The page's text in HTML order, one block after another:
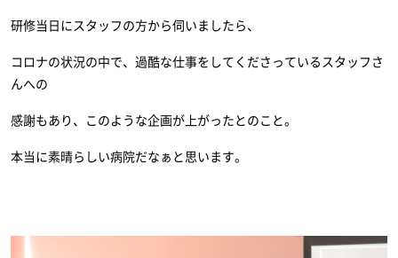
研修当日にスタッフの方から伺いましたら、
コロナの状況の中で、過酷な仕事をしてくださっているスタッフさ
んへの
感謝もあり、このような企画が上がったとのこと。
本当に素晴らしい病院だなぁと思います。